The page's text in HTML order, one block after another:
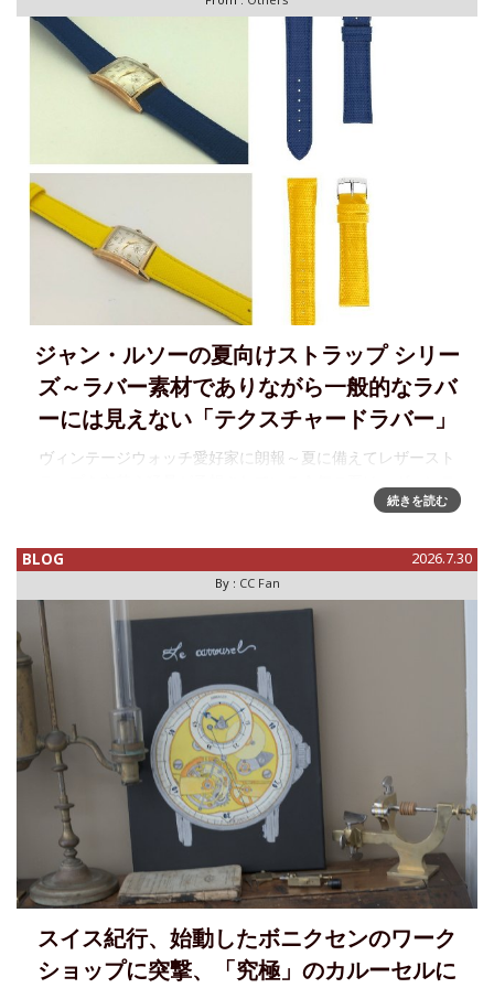
ジャン・ルソーの夏向けストラップ シリー
ズ～ラバー素材でありながら一般的なラバ
ーには見えない「テクスチャードラバー」
ヴィンテージウォッチ愛好家に朗報～夏に備えてレザースト
ージウォッチ愛好家にとっては辛い季節。というのもアール
囲気のレザースト
続きを読む
BLOG 2026.7.30
By : CC Fan
スイス紀行、始動したボニクセンのワーク
ショップに突撃、「究極」のカルーセルに